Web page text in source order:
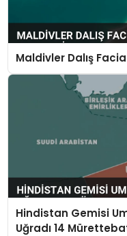
Maldivler Dalış
Hindistan Gemisi
Uğradı 14